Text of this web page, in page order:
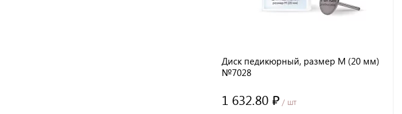
Диск педикюрный, размер М (20 мм)
№7028
1 632.80 ₽ / шт